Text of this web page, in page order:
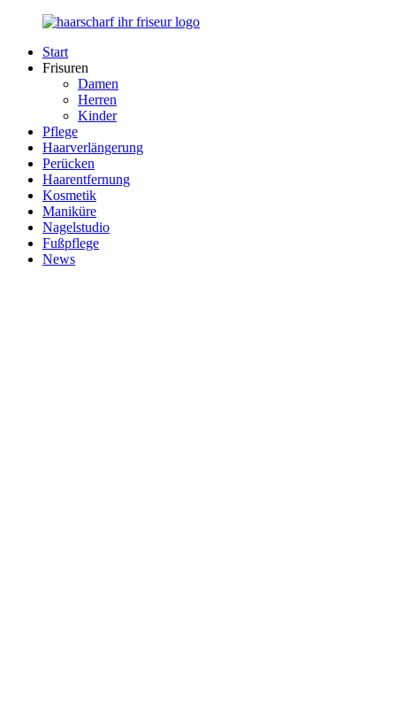
Zurück
Inhalt
Haarscharf
Händen
Start
Frisuren
Damen
Herren
Kinder
Pflege
Haarverlängerung
Perücken
Haarentfernung
Kosmetik
Maniküre
Nagelstudio
Fußpflege
News